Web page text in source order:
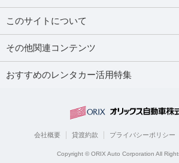
このサイトについて
その他関連コンテンツ
おすすめのレンタカー活用特集
会社概要 貸渡約款 プライバシーポリシー
Copyright © ORIX Auto Corporation All